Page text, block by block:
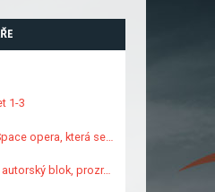
1-3
opera, která se…
blok, prozr…